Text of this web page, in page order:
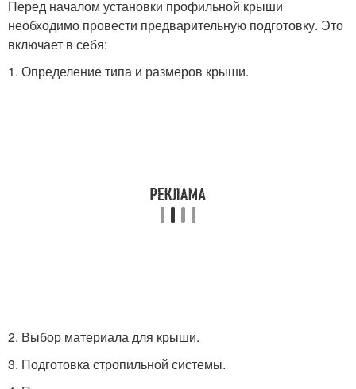
Перед началом установки профильной крыши
необходимо провести предварительную подготовку. Это
включает в себя:
1. Определение типа и размеров крыши.
2. Выбор материала для крыши.
3. Подготовка стропильной системы.